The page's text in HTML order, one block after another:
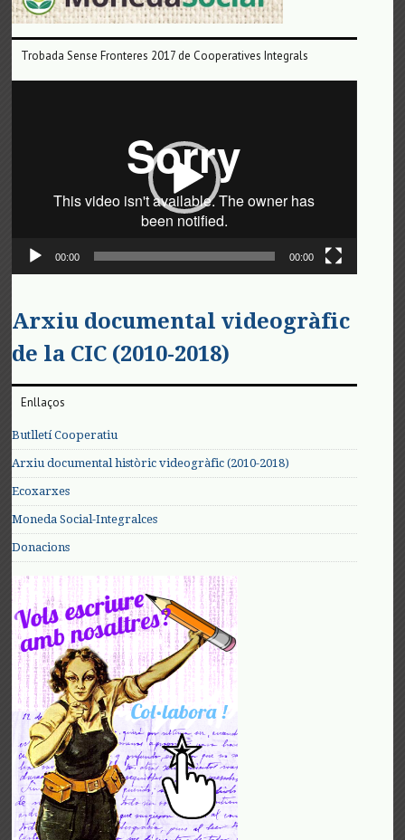
Trobada Sense Fronteres 2017 de Cooperatives Integrals
00:00 00:00
Arxiu documental videogràfic
de la CIC (2010-2018)
Enllaços
Butlletí Cooperatiu
Arxiu documental històric videogràfic (2010-2018)
Ecoxarxes
Moneda Social-Integralces
Donacions